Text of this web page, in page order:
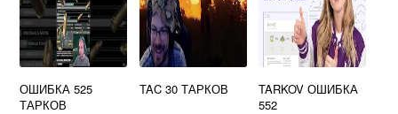
ОШИБКА 525
ТАРКОВ
TAC 30 ТАРКОВ
TARKOV ОШИБКА
552